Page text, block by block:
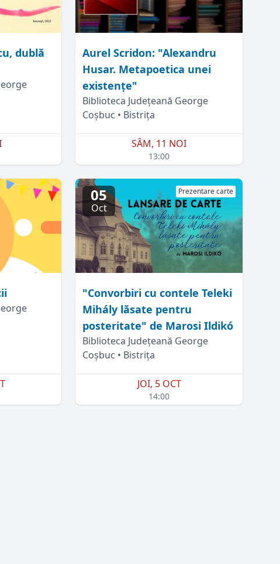
dublă
Aurel Scridon: "Alexandru
Husar. Metapoetica unei
existențe"
Biblioteca Județeană George
Coșbuc • Bistrița
SÂM, 11 NOI
13:00
05
Oct
Prezentare carte
"Convorbiri cu contele Teleki
Mihály lăsate pentru
posteritate" de Marosi Ildikó
Biblioteca Județeană George
Coșbuc • Bistrița
JOI, 5 OCT
14:00